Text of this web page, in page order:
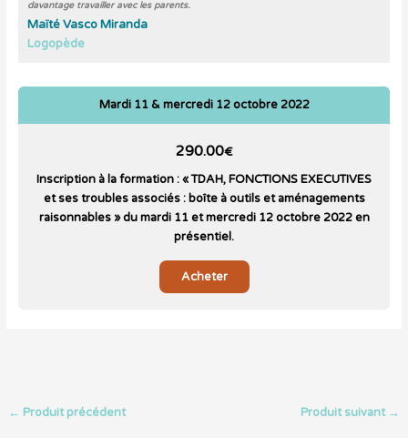
davantage travailler avec les parents.
Maïté Vasco Miranda
Logopède
Mardi 11 & mercredi 12 octobre 2022
290.00€
Inscription à la formation : « TDAH, FONCTIONS EXECUTIVES
et ses troubles associés : boîte à outils et aménagements
raisonnables » du mardi 11 et mercredi 12 octobre 2022 en
présentiel.
Acheter
← Produit précédent Produit suivant →